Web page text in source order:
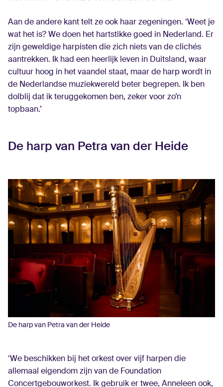
Aan de andere kant telt ze ook haar zegeningen. ‘Weet je
wat het is? We doen het hartstikke goed in Nederland. Er
zijn geweldige harpisten die zich niets van de clichés
aantrekken. Ik had een heerlijk leven in Duitsland, waar
cultuur hoog in het vaandel staat, maar de harp wordt in
de Nederlandse muziekwereld beter begrepen. Ik ben
dolblij dat ik teruggekomen ben, zeker voor zo’n
topbaan.’
De harp van Petra van der Heide
De harp van Petra van der Heide
‘We beschikken bij het orkest over vijf harpen die
allemaal eigendom zijn van de Foundation
Concertgebouworkest. Ik gebruik er twee, Anneleen ook,